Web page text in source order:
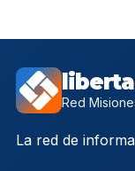
Red
La red de